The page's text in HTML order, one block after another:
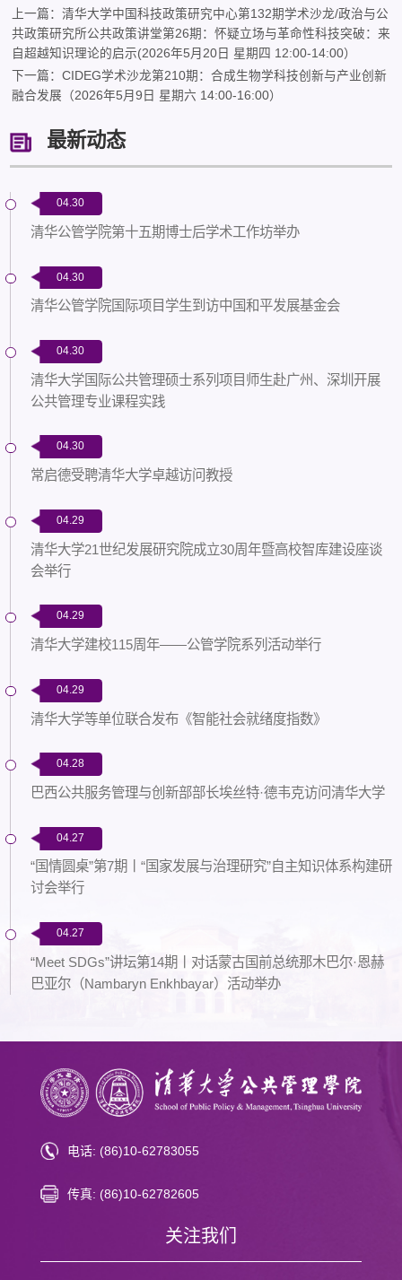
上一篇：清华大学中国科技政策研究中心第132期学术沙龙/政治与公
共政策研究所公共政策讲堂第26期：怀疑立场与革命性科技突破：来
自超越知识理论的启示(2026年5月20日 星期四 12:00-14:00）
下一篇：CIDEG学术沙龙第210期：合成生物学科技创新与产业创新
融合发展（2026年5月9日 星期六 14:00-16:00）
最新动态
04.30
清华公管学院第十五期博士后学术工作坊举办
04.30
清华公管学院国际项目学生到访中国和平发展基金会
04.30
清华大学国际公共管理硕士系列项目师生赴广州、深圳开展
公共管理专业课程实践
04.30
常启德受聘清华大学卓越访问教授
04.29
清华大学21世纪发展研究院成立30周年暨高校智库建设座谈
会举行
04.29
清华大学建校115周年——公管学院系列活动举行
04.29
清华大学等单位联合发布《智能社会就绪度指数》
04.28
巴西公共服务管理与创新部部长埃丝特·德韦克访问清华大学
04.27
“国情圆桌”第7期丨“国家发展与治理研究”自主知识体系构建研
讨会举行
04.27
“Meet SDGs”讲坛第14期丨对话蒙古国前总统那木巴尔·恩赫
巴亚尔（Nambaryn Enkhbayar）活动举办
电话: (86)10-62783055
传真: (86)10-62782605
关注我们